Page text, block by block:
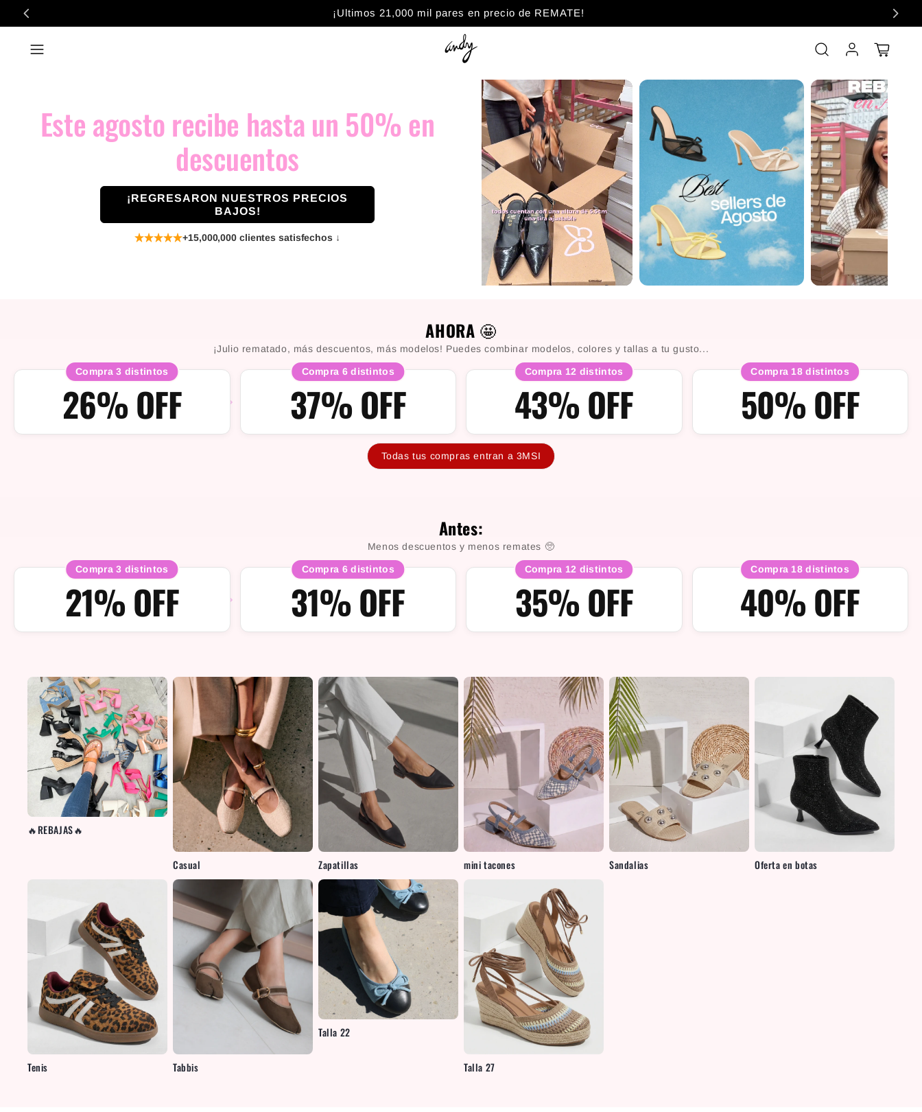
¡Ultimos 21,000 mil pares en precio de REMATE!
Iniciar sesiónCarrito
Este agosto recibe hasta un 50% en
descuentos
¡REGRESARON NUESTROS PRECIOS
BAJOS!
+15,000,000 clientes satisfechos ↓
AHORA 🤩
¡Julio rematado, más descuentos, más modelos! Puedes combinar modelos, colores y tallas a tu gusto...
Compra 3 distintos
26% OFF
Compra 6 distintos
37% OFF
Compra 12 distintos
43% OFF
Compra 18 distintos
50% OFF
Todas tus compras entran a 3MSI
Antes:
Menos descuentos y menos remates 🥺
Compra 3 distintos
21% OFF
Compra 6 distintos
31% OFF
Compra 12 distintos
35% OFF
Compra 18 distintos
40% OFF
🔥REBAJAS🔥
Casual Zapatillas mini tacones Sandalias Oferta en botas
Tenis Tabbis
Talla 22
Talla 27